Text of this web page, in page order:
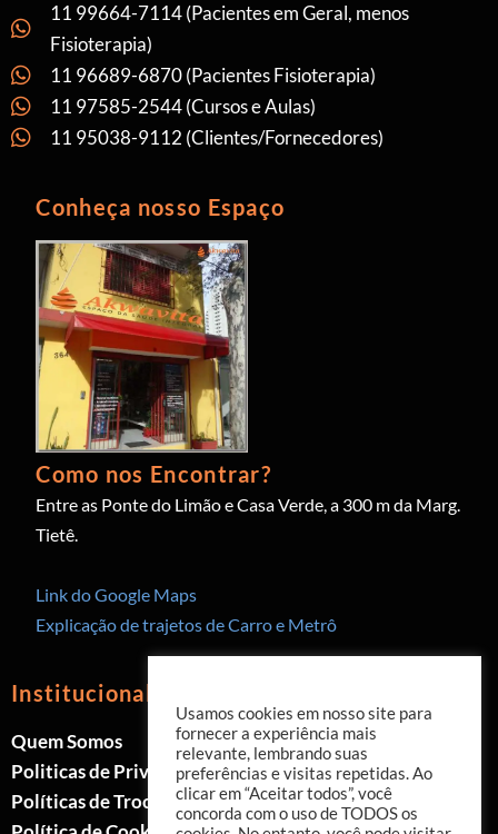
11 99664-7114 (Pacientes em Geral, menos
Fisioterapia)
11 96689-6870 (Pacientes Fisioterapia)
11 97585-2544 (Cursos e Aulas)
11 95038-9112 (Clientes/Fornecedores)
Conheça nosso Espaço
Como nos Encontrar?
Entre as Ponte do Limão e Casa Verde, a 300 m da Marg.
Tietê.
Link do Google Maps
Explicação de trajetos de Carro e Metrô
Institucional
Quem Somos
Politicas de Privacidade
Políticas de Trocas e Devoluções
Usamos cookies em nosso site para
fornecer a experiência mais
relevante, lembrando suas
preferências e visitas repetidas. Ao
clicar em “Aceitar todos”, você
concorda com o uso de TODOS os